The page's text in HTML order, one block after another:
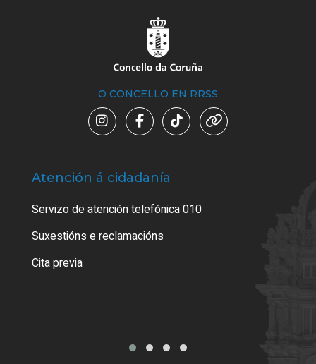
O CONCELLO EN RRSS
Atención á cidadanía
Servizo de atención telefónica 010
Suxestións e reclamacións
Cita previa